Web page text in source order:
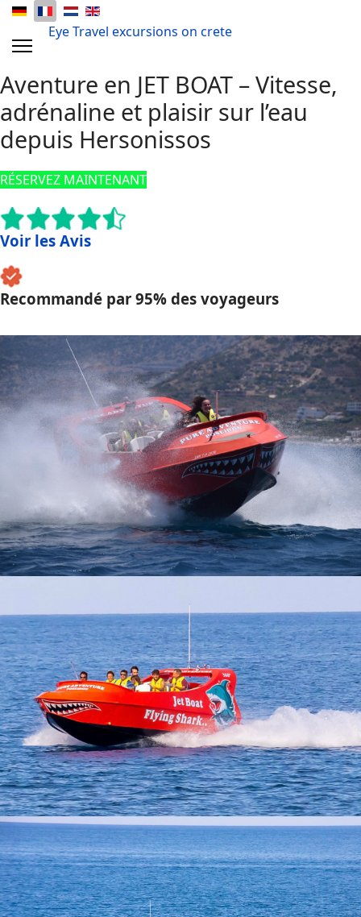
Eye Travel excursions on crete
Aventure en JET BOAT – Vitesse,
adrénaline et plaisir sur l’eau
depuis Hersonissos
RÉSERVEZ MAINTENANT
Voir les Avis
Recommandé par 95% des voyageurs